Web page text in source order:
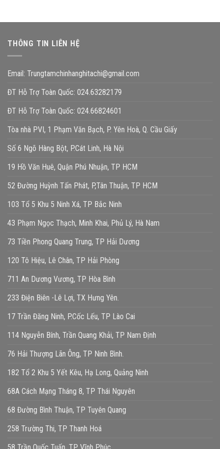
THÔNG TIN LIÊN HỆ
Email: Trungtamchinhanghitachi@gmail.com
ĐT Hỗ Trợ Toàn Quốc: 024.63282179
ĐT Hỗ Trợ Toàn Quốc: 024.66824601
Tòa nhà PVI, 1 Phạm Văn Bạch, P. Yên Hoà, Q. Cầu Giấy
Số 6 Ngõ Hàng Bột, P.Cát Linh, Hà Nội
19 Hồ Văn Huê, Quận Phú Nhuận, TP HCM
52 Đường Huỳnh Tấn Phát, P,Tân Thuận, TP HCM
103 Tổ 5 Khu 5 Ninh Xá, TP Bắc Ninh
43 Phạm Ngọc Thạch, Minh Khai, Phủ Lý, Hà Nam
73 Tiền Phong Quang Trung, TP Hải Dương
120 Tô Hiệu, Lê Chân, TP Hải Phòng
711 An Dương Vương, TP Hòa Bình
233 Điện Biên -Lê Lợi, TX Hưng Yên.
17 Trần Đăng Ninh, P.Cốc Lếu, TP Lào Cai
114 Nguyễn Bính, Trần Quang Khải, TP Nam Định
76 Hải Thượng Lãn Ông, TP Ninh Bình.
182 Tổ 2 Khu 5 Yết Kêu, Hạ Long, Quảng Ninh
68A Cách Mạng Tháng 8, TP Thái Nguyên
68 Đường Bình Thuận, TP Tuyên Quang
258 Trường Thi, TP Thanh Hoá
58 Trần Quốc Tuấn, TP Vĩnh Phúc